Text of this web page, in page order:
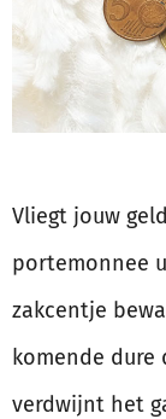
Vliegt jouw
portemonnee
zakcentje
komende dure
verdwijnt het